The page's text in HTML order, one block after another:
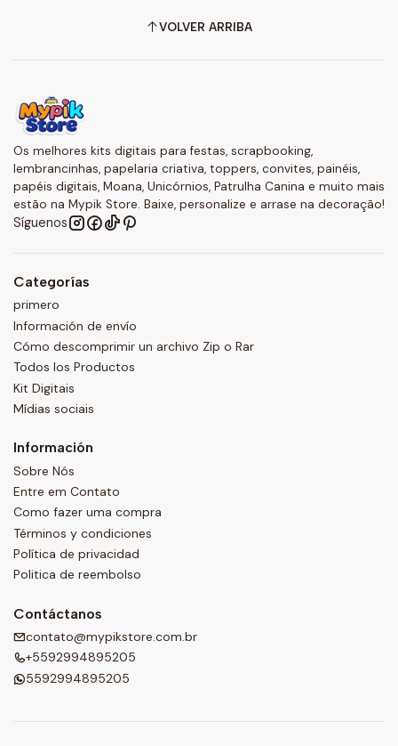
VOLVER ARRIBA
Os melhores kits digitais para festas, scrapbooking,
lembrancinhas, papelaria criativa, toppers, convites, painéis,
papéis digitais, Moana, Unicórnios, Patrulha Canina e muito mais
estão na Mypik Store. Baixe, personalize e arrase na decoração!
Síguenos
Categorías
primero
Información de envío
Cómo descomprimir un archivo Zip o Rar
Todos los Productos
Kit Digitais
Mídias sociais
Información
Sobre Nós
Entre em Contato
Como fazer uma compra
Términos y condiciones
Política de privacidad
Politica de reembolso
Contáctanos
contato@mypikstore.com.br
+5592994895205
5592994895205